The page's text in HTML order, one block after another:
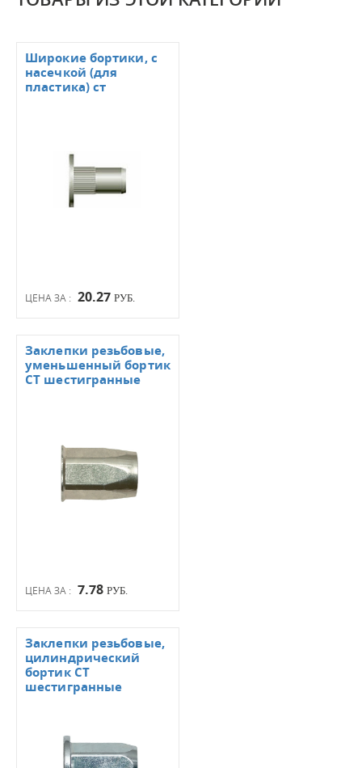
ЦЕНА ЗА : 20.27 РУБ.
Широкие бортики, с
насечкой (для
пластика) ст
ЦЕНА ЗА : 7.78 РУБ.
Заклепки резьбовые,
уменьшенный бортик
СТ шестигранные
Заклепки резьбовые,
цилиндрический
бортик СТ
шестигранные